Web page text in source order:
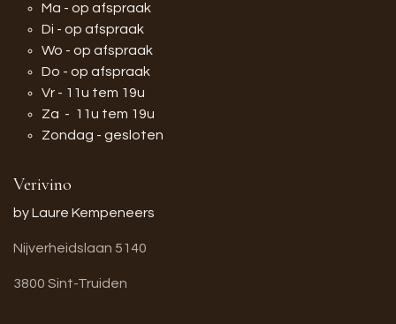
Ma - op afspraak
Di - op afspraak
Wo - op afspraak
Do - op afspraak
Vr - 11u tem 19u
Za - 11u tem 19u
Zondag - gesloten
Verivino
by Laure Kempeneers
Nijverheidslaan 5140
3800 Sint-Truiden